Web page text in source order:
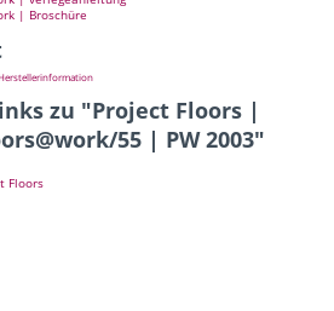
| Broschüre
zu "Project Floors |
55 | PW 2003"
Floors